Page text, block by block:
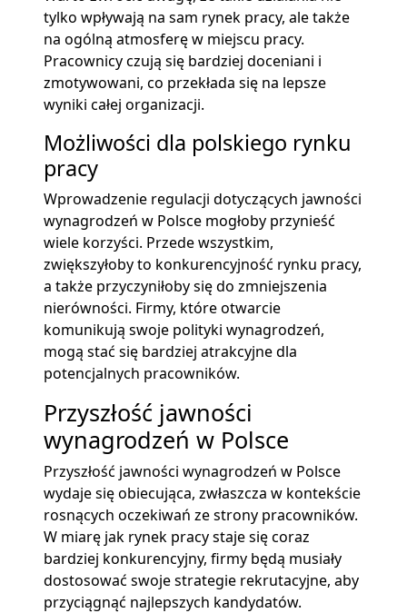
tylko wpływają na sam rynek pracy, ale także
na ogólną atmosferę w miejscu pracy.
Pracownicy czują się bardziej doceniani i
zmotywowani, co przekłada się na lepsze
wyniki całej organizacji.
Możliwości dla polskiego rynku
pracy
Wprowadzenie regulacji dotyczących jawności
wynagrodzeń w Polsce mogłoby przynieść
wiele korzyści. Przede wszystkim,
zwiększyłoby to konkurencyjność rynku pracy,
a także przyczyniłoby się do zmniejszenia
nierówności. Firmy, które otwarcie
komunikują swoje polityki wynagrodzeń,
mogą stać się bardziej atrakcyjne dla
potencjalnych pracowników.
Przyszłość jawności
wynagrodzeń w Polsce
Przyszłość jawności wynagrodzeń w Polsce
wydaje się obiecująca, zwłaszcza w kontekście
rosnących oczekiwań ze strony pracowników.
W miarę jak rynek pracy staje się coraz
bardziej konkurencyjny, firmy będą musiały
dostosować swoje strategie rekrutacyjne, aby
przyciągnąć najlepszych kandydatów.